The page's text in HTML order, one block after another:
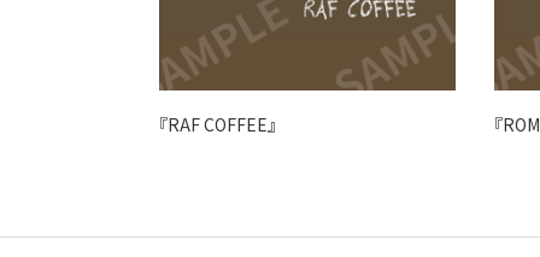
『RAF COFFEE』 『